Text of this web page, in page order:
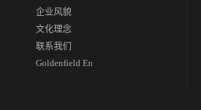
企业风貌
文化理念
联系我们
Goldenfield En